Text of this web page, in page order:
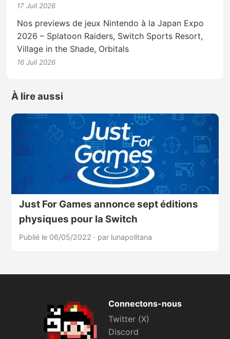
17 Juil 2026
Nos previews de jeux Nintendo à la Japan Expo
2026 – Splatoon Raiders, Switch Sports Resort,
Village in the Shade, Orbitals
16 Juil 2026
À lire aussi
Just For Games annonce sept éditions
physiques pour la Switch
Publié le 06/05/2022 · par lunapolitana
Connectons-nous
Twitter (X)
Discord